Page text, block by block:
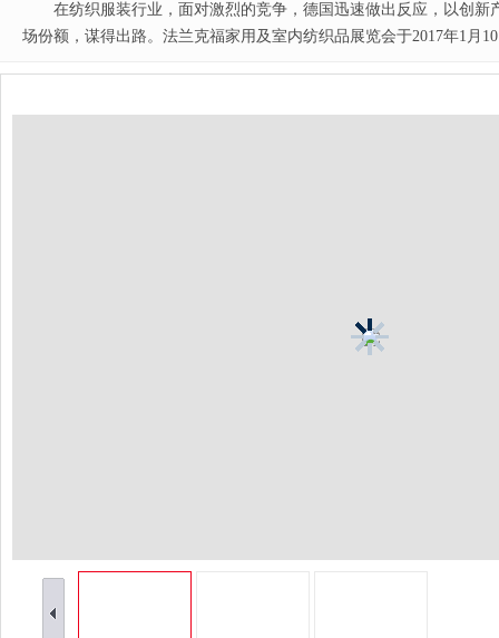
在​纺织服装行业，面对激烈的竞争，德国迅速做出反应，以创新
场份额，谋得出路。法兰克福家用及室内纺织品展览会于2017年1月